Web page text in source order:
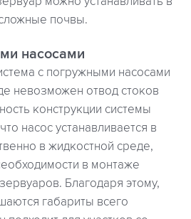
почвы.
насосами
с погружными насосами
невозможен отвод стоков
конструкции системы
насос устанавливается в
в жидкостной среде,
в монтаже
Благодаря этому,
габариты всего